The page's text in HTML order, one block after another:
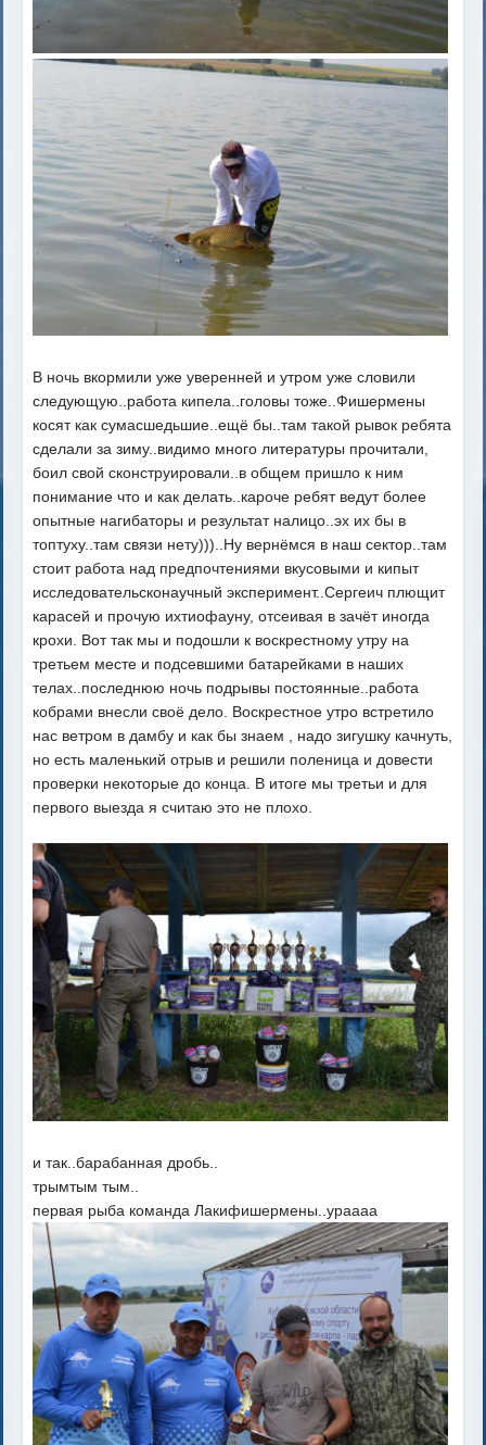
В ночь вкормили уже уверенней и утром уже словили
следующую..работа кипела..головы тоже..Фишермены
косят как сумасшедьшие..ещё бы..там такой рывок ребята
сделали за зиму..видимо много литературы прочитали,
боил свой сконструировали..в общем пришло к ним
понимание что и как делать..кароче ребят ведут более
опытные нагибаторы и результат налицо..эх их бы в
топтуху..там связи нету)))..Ну вернёмся в наш сектор..там
стоит работа над предпочтениями вкусовыми и кипыт
исследовательсконаучный эксперимент..Сергеич плющит
карасей и прочую ихтиофауну, отсеивая в зачёт иногда
крохи. Вот так мы и подошли к воскрестному утру на
третьем месте и подсевшими батарейками в наших
телах..последнюю ночь подрывы постоянные..работа
кобрами внесли своё дело. Воскрестное утро встретило
нас ветром в дамбу и как бы знаем , надо зигушку качнуть,
но есть маленький отрыв и решили поленица и довести
проверки некоторые до конца. В итоге мы третьи и для
первого выезда я считаю это не плохо.
и так..барабанная дробь..
трымтым тым..
первая рыба команда Лакифишермены..ураааа